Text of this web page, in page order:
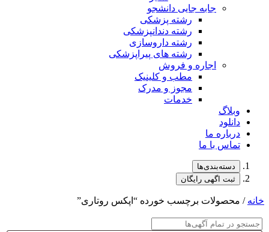
جابه جایی دانشجو
رشته پزشکی
رشته دندانپزشکی
رشته داروسازی
رشته های پیراپزشکی
اجاره و فروش
مطب و کلینیک
مجوز و مدرک
خدمات
وبلاگ
دانلود
درباره ما
تماس با ما
دسته‌بندی‌ها
ثبت اگهی رایگان
خانه / محصولات برچسب خورده “اپکس روتاری”